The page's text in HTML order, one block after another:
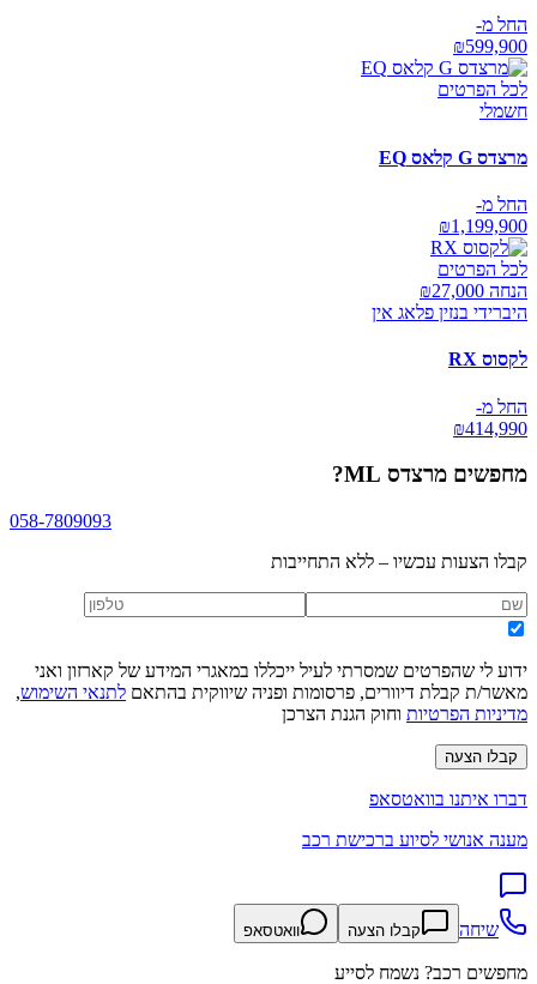
החל מ-
₪599,900
לכל הפרטים
חשמלי
מרצדס G קלאס EQ
החל מ-
₪1,199,900
לכל הפרטים
הנחה ₪ 27,000
היברידי בנזין פלאג אין
לקסוס RX
החל מ-
₪414,990
מחפשים מרצדס ML ?
058-7809093
קבלו הצעות עכשיו – ללא התחייבות
ידוע לי שהפרטים שמסרתי לעיל ייכללו במאגרי המידע של קארזון ואני
מאשר/ת קבלת דיוורים, פרסומות ופניה שיווקית בהתאם לתנאי השימוש,
מדיניות הפרטיות וחוק הגנת הצרכן
קבלו הצעה
דברו איתנו בוואטסאפ
מענה אנושי לסיוע ברכישת רכב
שיחה קבלו הצעה וואטסאפ
מחפשים רכב? נשמח לסייע